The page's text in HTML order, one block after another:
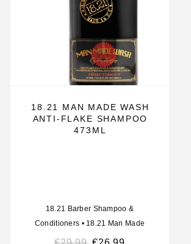
18.21 MAN MADE WASH
ANTI-FLAKE SHAMPOO
473ML
18.21 Barber Shampoo &
Conditioners • 18.21 Man Made